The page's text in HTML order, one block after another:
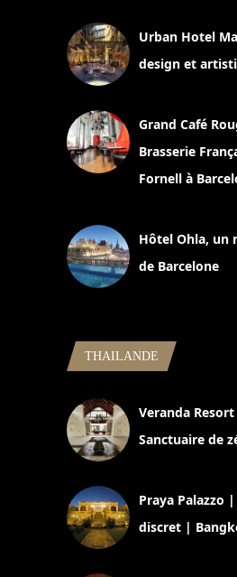
Urban Hotel
design et
Grand Café
Brasserie
Fornell à
Hôtel Ohla, un
de Barcelone
THAILANDE
Veranda
Sanctuaire de
Praya Palazzo
discret |